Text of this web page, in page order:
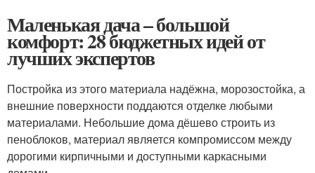
Маленькая дача – большой
комфорт: 28 бюджетных идей от
лучших экспертов
Постройка из этого материала надёжна, морозостойка, а
внешние поверхности поддаются отделке любыми
материалами. Небольшие дома дёшево строить из
пеноблоков, материал является компромиссом между
дорогими кирпичными и доступными каркасными